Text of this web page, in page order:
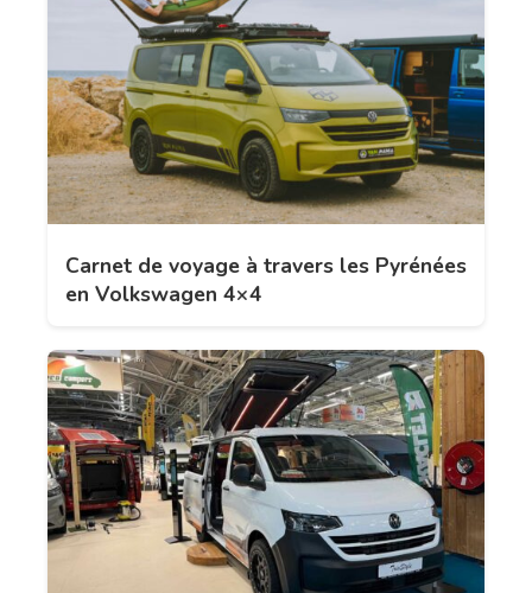
Carnet de voyage à travers les Pyrénées
en Volkswagen 4×4